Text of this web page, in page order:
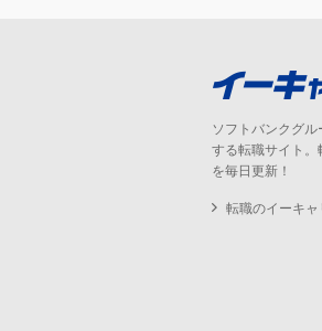
ソフトバンクグ
する転職サイト。
を毎日更新！
転職のイーキャ